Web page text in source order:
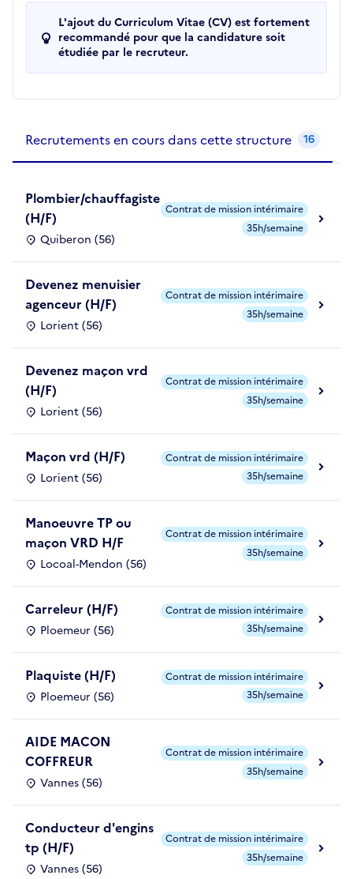
L'ajout du Curriculum Vitae (CV) est fortement
recommandé pour que la candidature soit
étudiée par le recruteur.
Recrutements en cours dans cette structure 16
Plombier/chauffagiste
(H/F)
Quiberon (56)
Contrat de mission intérimaire
35h/semaine
Devenez menuisier
agenceur (H/F)
Lorient (56)
Contrat de mission intérimaire
35h/semaine
Devenez maçon vrd
(H/F)
Lorient (56)
Contrat de mission intérimaire
35h/semaine
Maçon vrd (H/F)
Lorient (56)
Contrat de mission intérimaire
35h/semaine
Manoeuvre TP ou
maçon VRD H/F
Locoal-Mendon (56)
Contrat de mission intérimaire
35h/semaine
Carreleur (H/F)
Ploemeur (56)
Contrat de mission intérimaire
35h/semaine
Plaquiste (H/F)
Ploemeur (56)
Contrat de mission intérimaire
35h/semaine
AIDE MACON
COFFREUR
Vannes (56)
Contrat de mission intérimaire
35h/semaine
Conducteur d'engins
tp (H/F)
Vannes (56)
Contrat de mission intérimaire
35h/semaine